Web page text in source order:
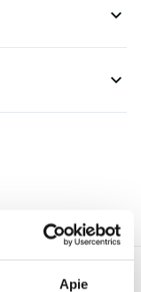
Apie
expand_more
expand_more